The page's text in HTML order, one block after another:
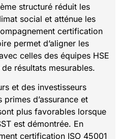
structuré réduit les
social et atténue les
certification
permet d’aligner les
celles des équipes HSE
résultats mesurables.
et des investisseurs
d’assurance et
plus favorables lorsque
est démontrée. En
certification ISO 45001